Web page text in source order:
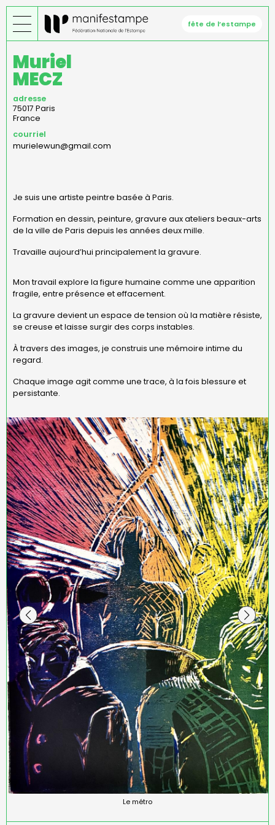
Aller
au
contenu
fête de l’estampe
Muriel
MECZ
adresse
75017 Paris
France
courriel
murielewun@gmail.com
Je suis une artiste peintre basée à Paris.
Formation en dessin, peinture, gravure aux ateliers beaux-arts
de la ville de Paris depuis les années deux mille.
Travaille aujourd’hui principalement la gravure.
Mon travail explore la figure humaine comme une apparition
fragile, entre présence et effacement.
La gravure devient un espace de tension où la matière résiste,
se creuse et laisse surgir des corps instables.
À travers des images, je construis une mémoire intime du
regard.
Chaque image agit comme une trace, à la fois blessure et
persistante.
Le métro